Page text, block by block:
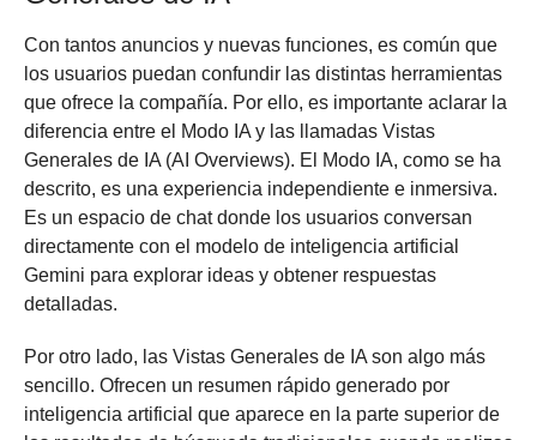
Con tantos anuncios y nuevas funciones, es común que
los usuarios puedan confundir las distintas herramientas
que ofrece la compañía. Por ello, es importante aclarar la
diferencia entre el Modo IA y las llamadas Vistas
Generales de IA (AI Overviews). El Modo IA, como se ha
descrito, es una experiencia independiente e inmersiva.
Es un espacio de chat donde los usuarios conversan
directamente con el modelo de inteligencia artificial
Gemini para explorar ideas y obtener respuestas
detalladas.
Por otro lado, las Vistas Generales de IA son algo más
sencillo. Ofrecen un resumen rápido generado por
inteligencia artificial que aparece en la parte superior de